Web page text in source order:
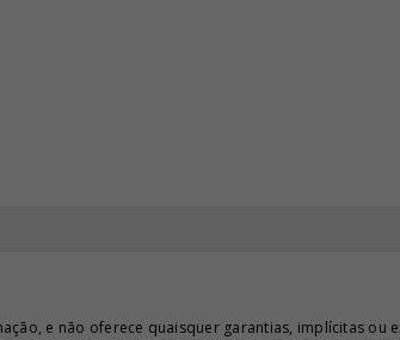
e não oferece quaisquer garantias, implícitas